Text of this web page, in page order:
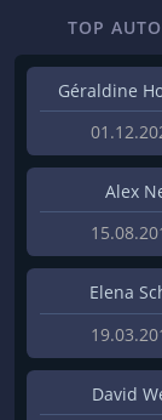
TOP
Géraldine
Alex
Elena
David